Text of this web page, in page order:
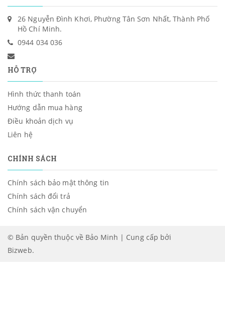
26 Nguyễn Đình Khơi, Phường Tân Sơn Nhất, Thành Phố
Hồ Chí Minh.
0944 034 036
HỖ TRỢ
Hình thức thanh toán
Hướng dẫn mua hàng
Điều khoản dịch vụ
Liên hệ
CHÍNH SÁCH
Chính sách bảo mật thông tin
Chính sách đổi trả
Chính sách vận chuyển
© Bản quyền thuộc về Bảo Minh | Cung cấp bởi
Bizweb.